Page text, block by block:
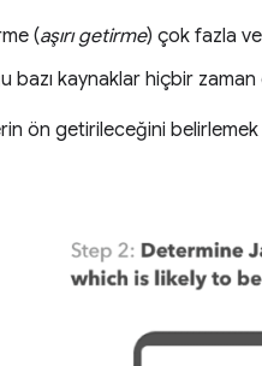
(aşırı getirme) çok fazla
bazı kaynaklar hiçbir
ön getirileceğini belirlemek